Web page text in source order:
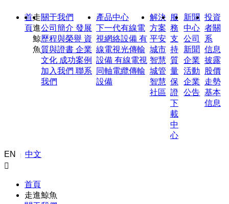
首
頁
走
進
鯨
魚
關于我們
公司簡介 發展
歷程與榮譽 資
質與證書 企業
文化 成功案例
加入我們 聯系
我們
產品中心
下一代有線電
視網絡設備 有
線電視光傳輸
設備 有線電視
同軸電纜傳輸
設備
解決
方案
平安
城市
智慧
城管
智慧
社區
服
務
支
持
質
量
保
證
下
載
中
心
新聞
中心
公司
新聞
企業
活動
企業
公告
投資
者關
系
信息
披露
股價
走勢
基本
信息
EN |
中文

首頁
走進鯨魚